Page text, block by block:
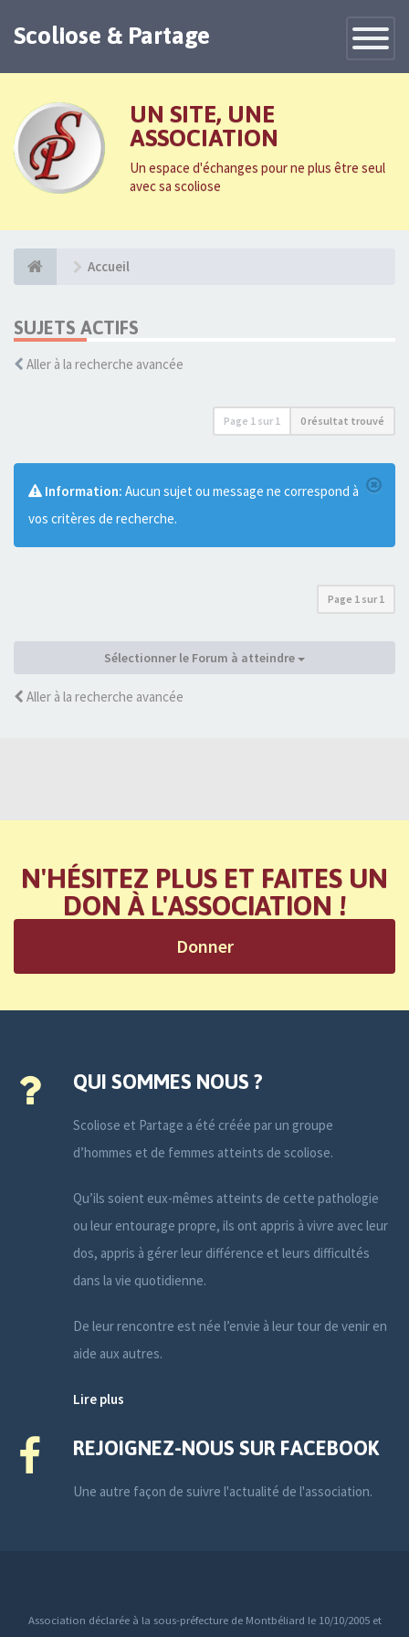
Toggle
Scoliose & Partage
UN SITE, UNE
ASSOCIATION
Un espace d'échanges pour ne plus être seul
avec sa scoliose
Accueil
SUJETS ACTIFS
Aller à la recherche avancée
Page 1 sur 1 0 résultat trouvé
Information: Aucun sujet ou message ne correspond à
vos critères de recherche.
Page 1 sur1
Sélectionner le Forum à atteindre
Aller à la recherche avancée
N'HÉSITEZ PLUS ET FAITES UN
DON À L'ASSOCIATION !
Donner
QUI SOMMES NOUS ?
Scoliose et Partage a été créée par un groupe
d’hommes et de femmes atteints de scoliose.
Qu’ils soient eux-mêmes atteints de cette pathologie
ou leur entourage propre, ils ont appris à vivre avec leur
dos, appris à gérer leur différence et leurs difficultés
dans la vie quotidienne.
De leur rencontre est née l’envie à leur tour de venir en
aide aux autres.
Lire plus
REJOIGNEZ-NOUS SUR FACEBOOK
Une autre façon de suivre l'actualité de l'association.
Association déclarée à la sous-préfecture de Montbéliard le 10/10/2005 et